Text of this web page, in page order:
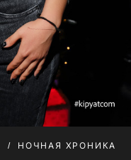
НОЧНАЯ ХРОНИКА